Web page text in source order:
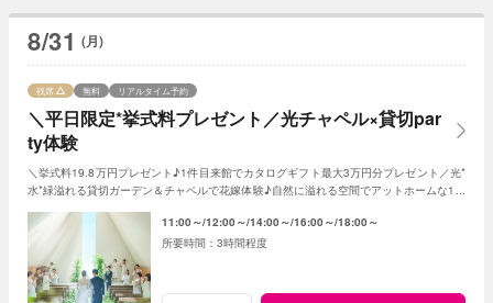
8/31 (月)
＼平日限定*挙式料プレゼント／光チャペル×貸切par
ty体験
残席 無料 リアルタイム予約
＼挙式料19.8万円プレゼント♪1件目来館でカタログギフト最大3万円分プレゼント／光*
水*緑溢れる貸切ガーデン＆チャペルで花嫁体験♪自然に溢れる空間でアットホームな1日
11:00～ 12:00～ 14:00～ 16:00～ 18:00～
3時間程度